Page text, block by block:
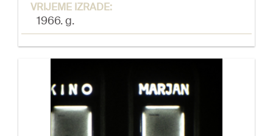
VRIJEME IZRADE:
1966. g.